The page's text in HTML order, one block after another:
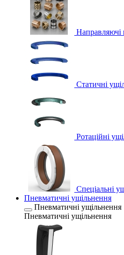
Направляючі
Статичні
Ротаційні
Спеціальні
Пневматичні ущільнення
Пневматичні ущільнення
Пневматичні ущільнення